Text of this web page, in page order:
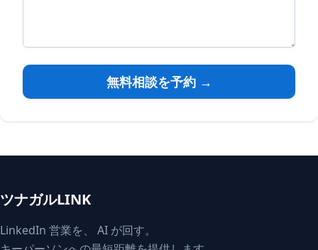
無料相談を予約 →
ツナガルLINK
LinkedIn 営業を、 AI が回す。